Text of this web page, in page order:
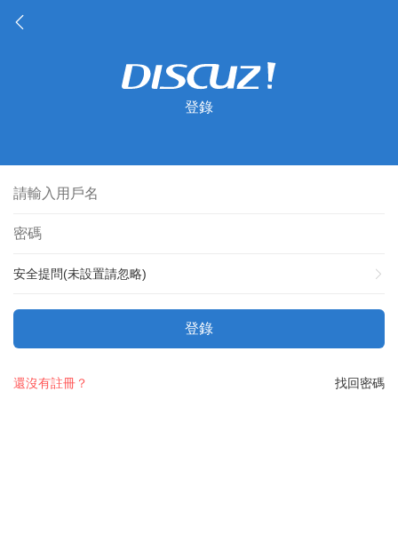
登錄
安全提問(未設置請忽略)
登錄
找回密碼
還沒有註冊？